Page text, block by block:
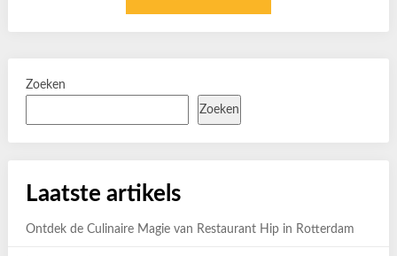
Zoeken
Zoeken
Laatste artikels
Ontdek de Culinaire Magie van Restaurant Hip in Rotterdam